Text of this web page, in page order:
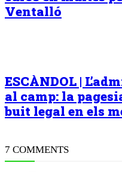
Ventalló
ESCÀNDOL |
al camp: la
buit legal en els
7 COMMENTS